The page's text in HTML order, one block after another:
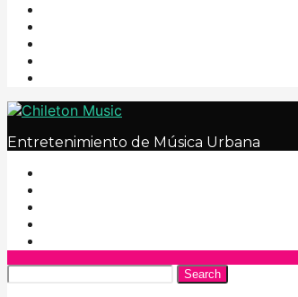
Entretenimiento de Música Urbana
Search